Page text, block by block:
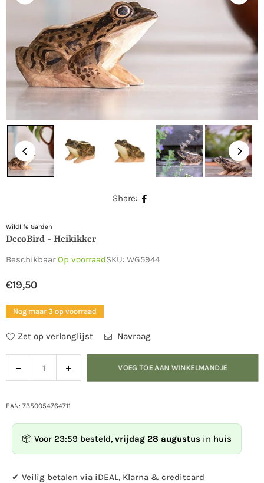
Share:
Wildlife Garden
DecoBird - Heikikker
BeschikbaarOp voorraadSKU: WG5944
Normale
prijs
€19,50
Nog maar 3 op voorraad
Zet op verlanglijst Navraag
Hoeveelheid
Verlaag
de
voor
heikikker
Verhoog
de
heikikker
VOEG TOE AAN WINKELMANDJE
EAN: 7350054764711
📦 Voor 23:59 besteld, vrijdag 28 augustus in huis
✔ Veilig betalen via iDEAL, Klarna & creditcard